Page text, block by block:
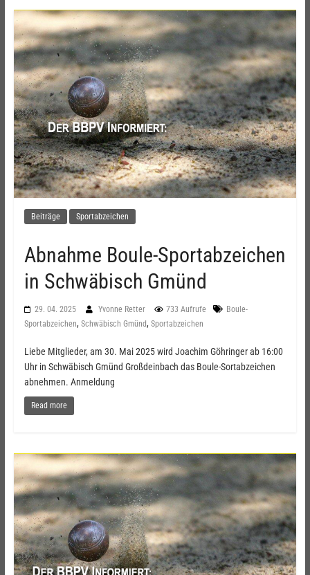
Beiträge Sportabzeichen
Abnahme Boule-Sportabzeichen
in Schwäbisch Gmünd
29. 04. 2025 Yvonne Retter 733 Aufrufe
Boule-
Sportabzeichen, Schwäbisch Gmünd, Sportabzeichen
Liebe Mitglieder, am 30. Mai 2025 wird Joachim Göhringer ab 16:00
Uhr in Schwäbisch Gmünd Großdeinbach das Boule-Sortabzeichen
abnehmen. Anmeldung
Read more